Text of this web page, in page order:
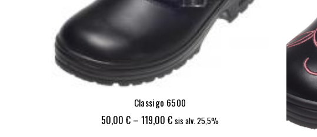
Classigo 6500
50,00 € – 119,00 €Hintaluokka:
sis alv. 25,5%